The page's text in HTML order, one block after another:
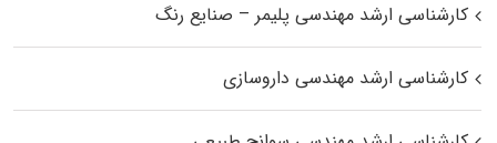
کارشناسی ارشد مهندسی پلیمر – صنایع رنگ
کارشناسی ارشد مهندسی داروسازی